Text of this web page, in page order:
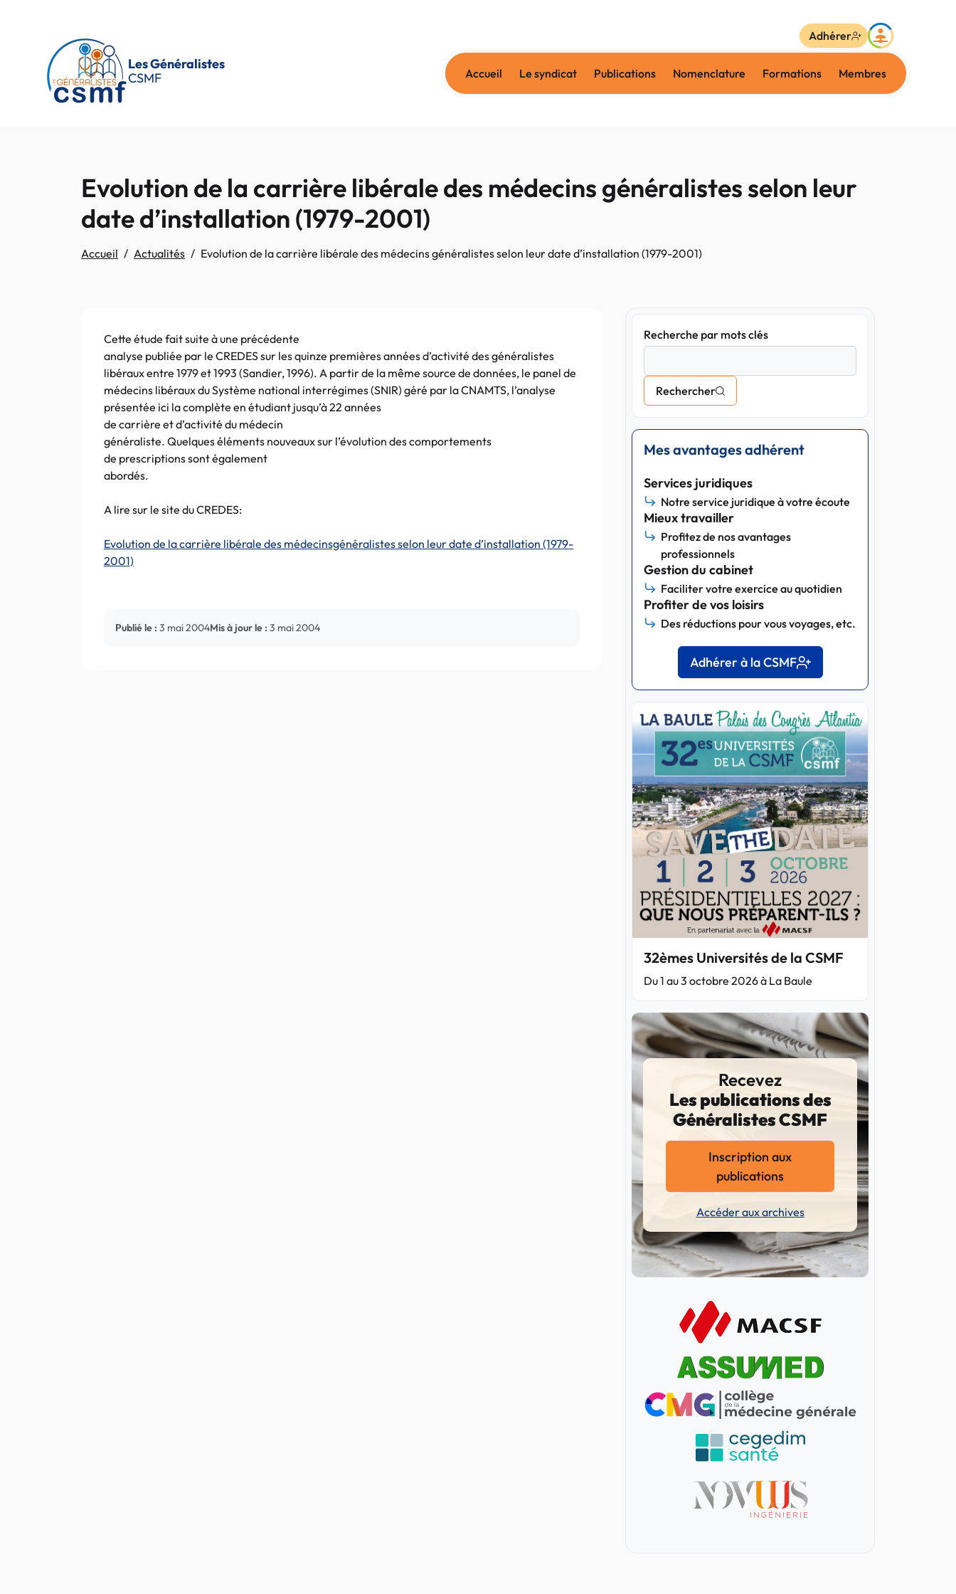
Les Généralistes
CSMF
Accueil Le syndicat Publications Nomenclature Formations Membres
Adhérer
Evolution de la carrière libérale des médecins généralistes selon leur
date d’installation (1979-2001)
Accueil Actualités Evolution de la carrière libérale des médecins généralistes selon leur date d’installation (1979-2001)
Cette étude fait suite à une précédente
analyse publiée par le CREDES sur les quinze premières années d’activité des généralistes
libéraux entre 1979 et 1993 (Sandier, 1996). A partir de la même source de données, le panel de
médecins libéraux du Système national interrégimes (SNIR) géré par la CNAMTS, l’analyse
présentée ici la complète en étudiant jusqu’à 22 années
de carrière et d’activité du médecin
généraliste. Quelques éléments nouveaux sur l’évolution des comportements
de prescriptions sont également
abordés.
A lire sur le site du CREDES:
Evolution de la carrière libérale des médecinsgénéralistes selon leur date d’installation (1979-
2001)
Publié le : 3 mai 2004Mis à jour le : 3 mai 2004
Recherche par mots clés
Rechercher
Mes avantages adhérent
Services juridiques
Notre service juridique à votre écoute
Mieux travailler
Profitez de nos avantages
professionnels
Gestion du cabinet
Faciliter votre exercice au quotidien
Profiter de vos loisirs
Des réductions pour vous voyages, etc.
Adhérer à la CSMF
32èmes Universités de la CSMF
Du 1 au 3 octobre 2026 à La Baule
Recevez
Les publications des
Généralistes CSMF
Inscription aux
publications
Accéder aux archives